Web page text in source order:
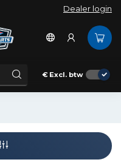
Dealer login
€ Excl. btw
FOR DURA BRIGHT